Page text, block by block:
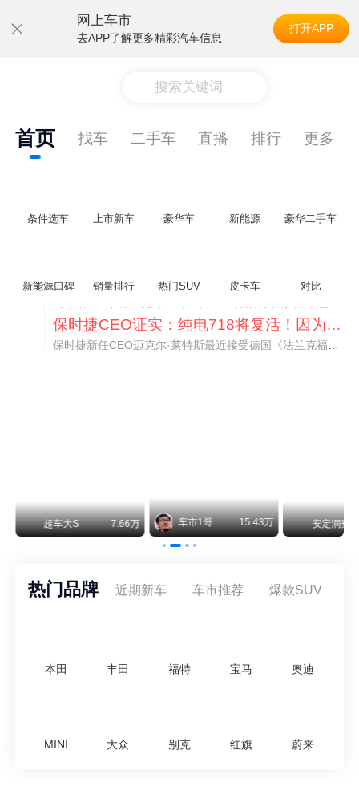
网上车市
去APP了解更多精彩汽车信息
打开APP
搜索关键词
首页 找车 二手车 直播 排行 更多
条件选车 上市新车 豪华车 新能源 豪华二手车
新能源口碑 销量排行 热门SUV 皮卡车 对比
阿维塔07L限时权益价21.99万起，张凌赫成首位车主
15.43万 安定洞察 8.07万 智电出行 8.54万 智
热门品牌 近期新车 车市推荐 爆款SUV
本田 丰田 福特 宝马 奥迪
MINI 大众 别克 红旗 蔚来